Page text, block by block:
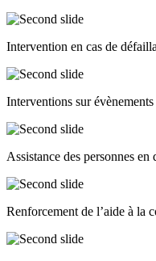
Intervention en cas de
Interventions sur
Assistance des personnes en
Renforcement de l’aide à la